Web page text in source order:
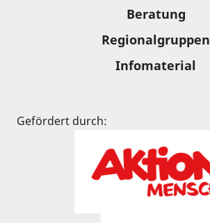
Beratung
Regionalgruppen
Infomaterial
Gefördert durch: